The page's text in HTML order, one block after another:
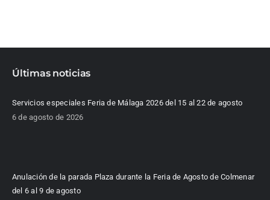
Últimas noticias
Servicios especiales Feria de Málaga 2026 del 15 al 22 de agosto
6 de agosto de 2026
Anulación de la parada Plaza durante la Feria de Agosto de Colmenar
del 6 al 9 de agosto